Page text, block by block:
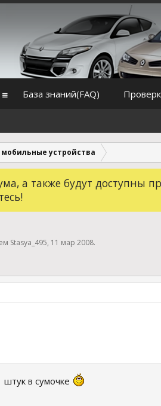
устройства
а также будут доступны
Stasya_495, 11 мар 2008.
штук в сумочке
База знаний(FAQ)